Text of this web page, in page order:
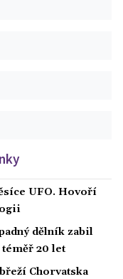
UFO. Hovoří
dělník zabil
20 let
Chorvatska